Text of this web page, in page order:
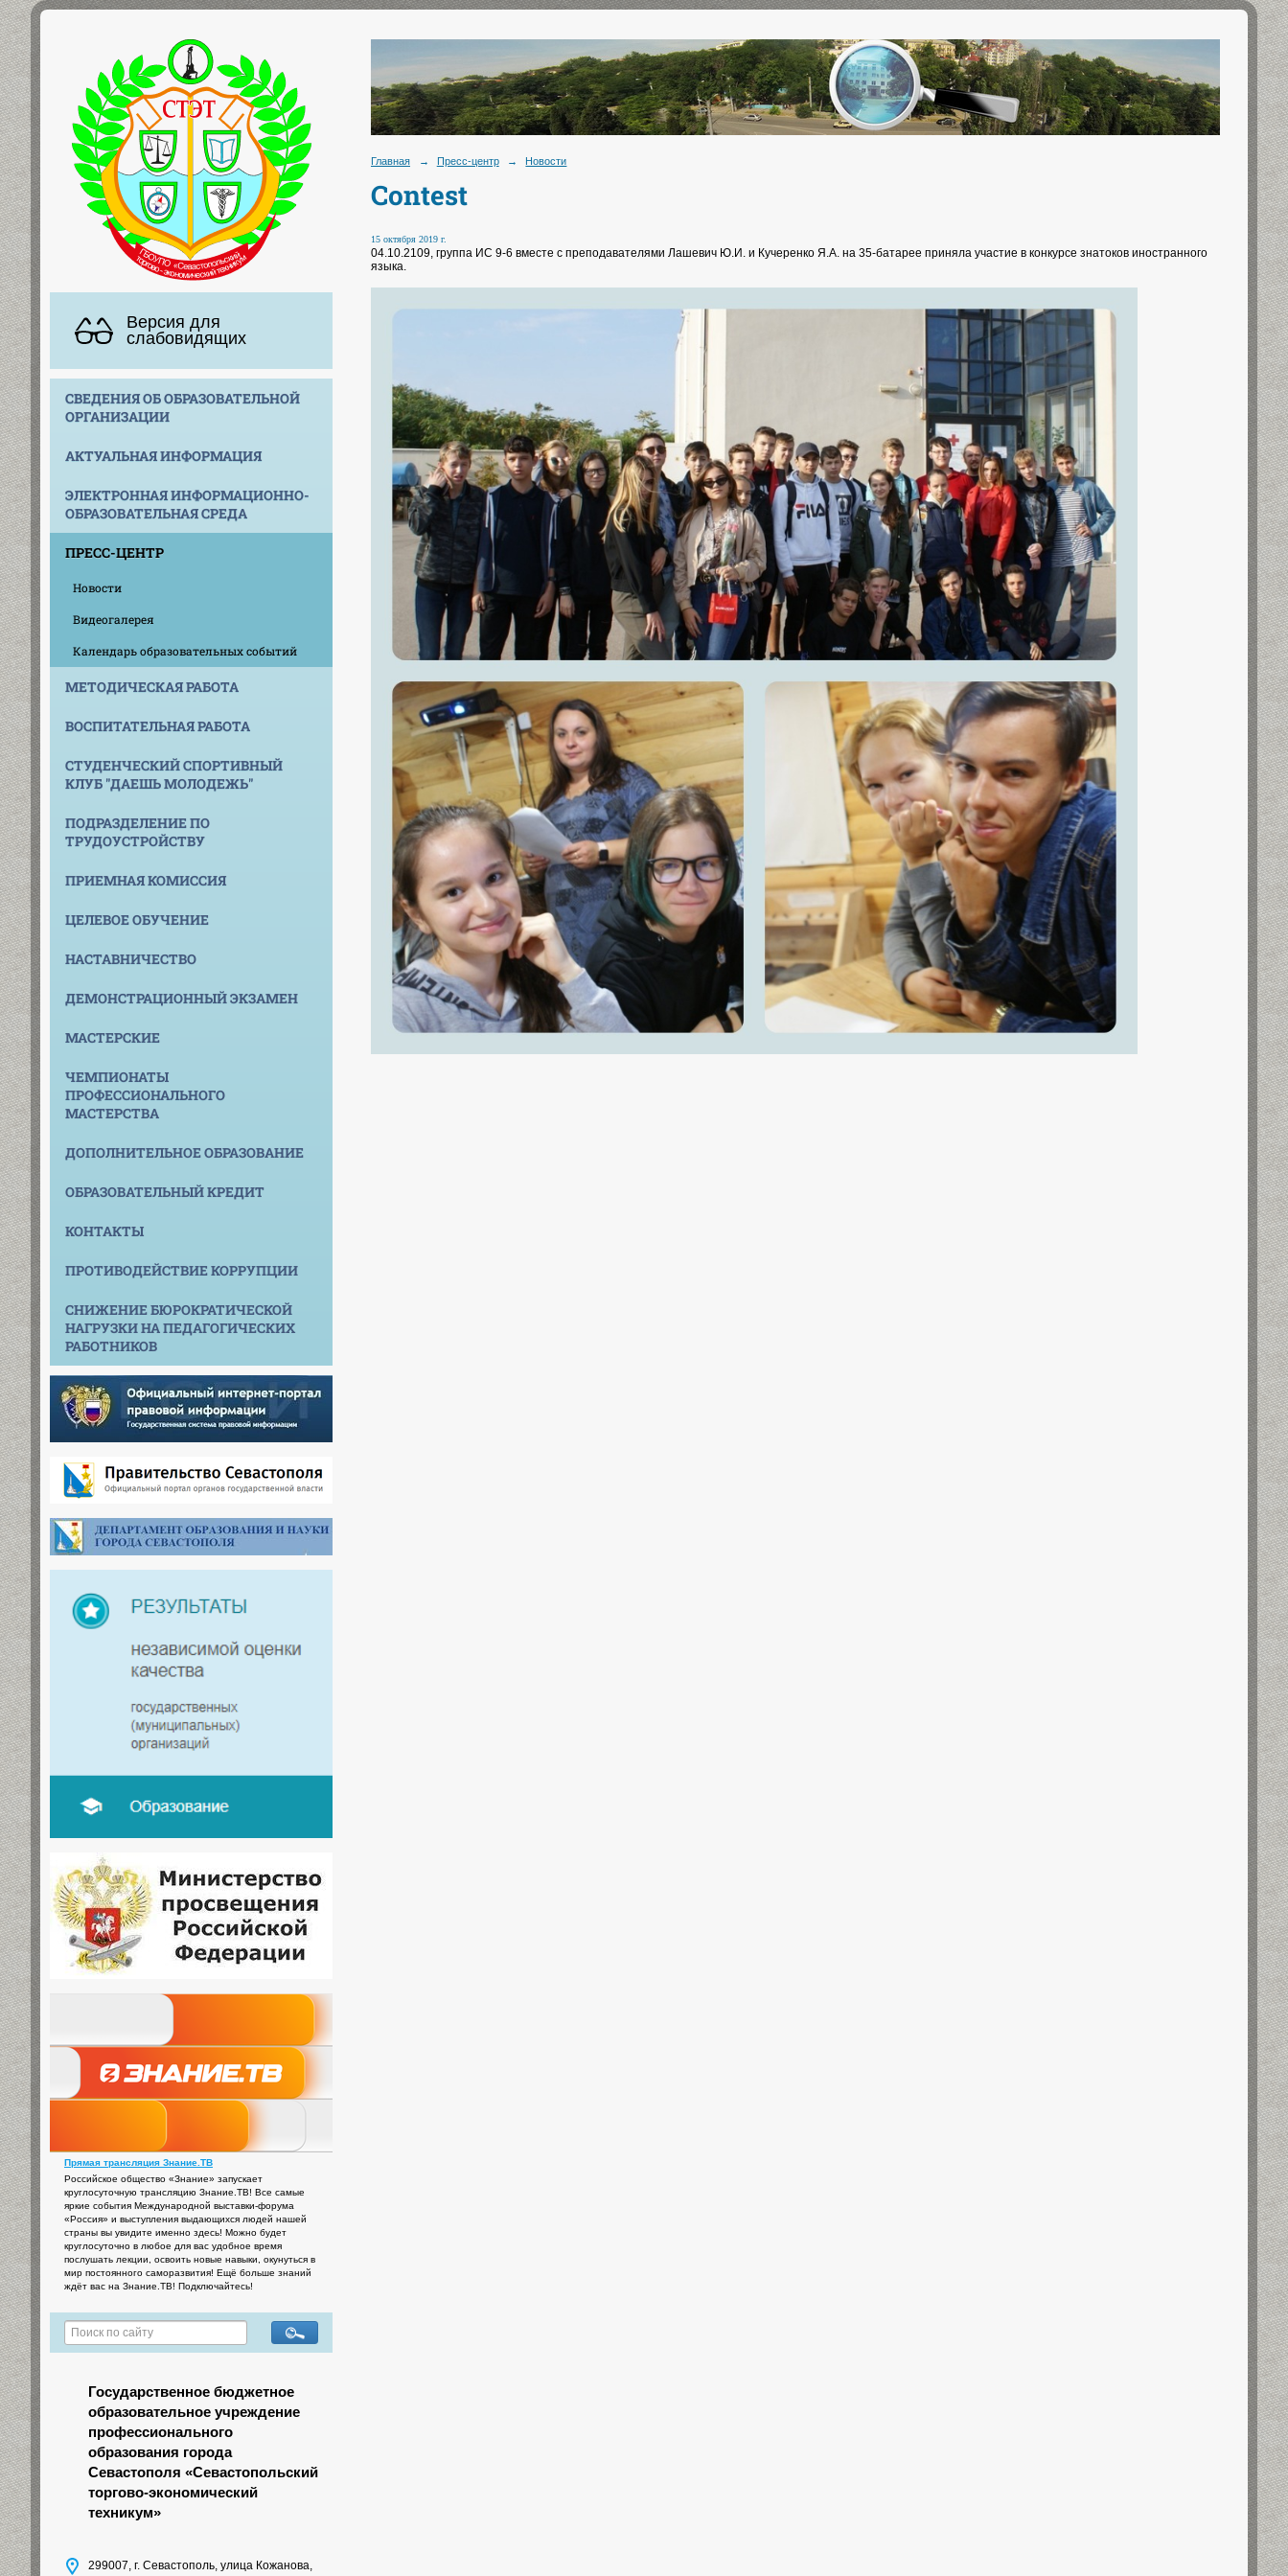
Версия для
слабовидящих
СВЕДЕНИЯ ОБ ОБРАЗОВАТЕЛЬНОЙ
ОРГАНИЗАЦИИ
АКТУАЛЬНАЯ ИНФОРМАЦИЯ
ЭЛЕКТРОННАЯ ИНФОРМАЦИОННО-
ОБРАЗОВАТЕЛЬНАЯ СРЕДА
ПРЕСС-ЦЕНТР
Новости
Видеогалерея
Календарь образовательных событий
МЕТОДИЧЕСКАЯ РАБОТА
ВОСПИТАТЕЛЬНАЯ РАБОТА
СТУДЕНЧЕСКИЙ СПОРТИВНЫЙ
КЛУБ "ДАЕШЬ МОЛОДЕЖЬ"
ПОДРАЗДЕЛЕНИЕ ПО
ТРУДОУСТРОЙСТВУ
ПРИЕМНАЯ КОМИССИЯ
ЦЕЛЕВОЕ ОБУЧЕНИЕ
НАСТАВНИЧЕСТВО
ДЕМОНСТРАЦИОННЫЙ ЭКЗАМЕН
МАСТЕРСКИЕ
ЧЕМПИОНАТЫ
ПРОФЕССИОНАЛЬНОГО
МАСТЕРСТВА
ДОПОЛНИТЕЛЬНОЕ ОБРАЗОВАНИЕ
ОБРАЗОВАТЕЛЬНЫЙ КРЕДИТ
КОНТАКТЫ
ПРОТИВОДЕЙСТВИЕ КОРРУПЦИИ
СНИЖЕНИЕ БЮРОКРАТИЧЕСКОЙ
НАГРУЗКИ НА ПЕДАГОГИЧЕСКИХ
РАБОТНИКОВ
Прямая трансляция Знание.ТВ
Российское общество «Знание» запускает
круглосуточную трансляцию Знание.ТВ! Все самые
яркие события Международной выставки-форума
«Россия» и выступления выдающихся людей нашей
страны вы увидите именно здесь! Можно будет
круглосуточно в любое для вас удобное время
послушать лекции, освоить новые навыки, окунуться в
мир постоянного саморазвития! Ещё больше знаний
ждёт вас на Знание.ТВ! Подключайтесь!
Государственное бюджетное
образовательное учреждение
профессионального
образования города
Севастополя «Севастопольский
торгово-экономический
техникум»
299007, г. Севастополь, улица Кожанова,
Главная → Пресс-центр → Новости
Contest
15 октября 2019 г.
04.10.2109, группа ИС 9-6 вместе с преподавателями Лашевич Ю.И. и Кучеренко Я.А. на 35-батарее приняла участие в конкурсе знатоков иностранного
языка.